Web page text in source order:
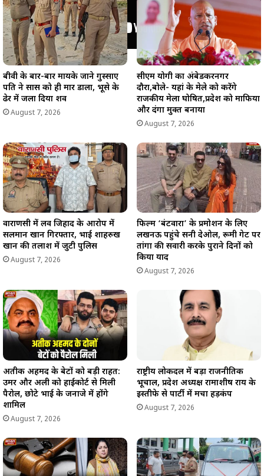
बीवी के बार-बार मायके जाने गुस्साए
पति ने सास को ही मार डाला, भूसे के
ढेर में जला दिया शव
August 7, 2026
सीएम योगी का अंबेडकरनगर
दौरा,बोले- यहां के मेले को करेंगे
राजकीय मेला घोषित,प्रदेश को माफिया
और दंगा मुक्त बनाया
August 7, 2026
वाराणसी में लव जिहाद के आरोप में
सलमान खान गिरफ्तार, भाई शाहरुख
खान की तलाश में जुटी पुलिस
August 7, 2026
फिल्म ‘बंटवारा’ के प्रमोशन के लिए
लखनऊ पहुंचे सनी देओल, रूमी गेट पर
तांगा की सवारी करके पुराने दिनों को
किया याद
August 7, 2026
अतीक अहमद के बेटों को बड़ी राहत:
उमर और अली को हाईकोर्ट से मिली
पैरोल, छोटे भाई के जनाजे में होंगे
शामिल
August 7, 2026
राष्ट्रीय लोकदल में बड़ा राजनीतिक
भूचाल, प्रदेश अध्यक्ष रामाशीष राय के
इस्तीफे से पार्टी में मचा हड़कंप
August 7, 2026